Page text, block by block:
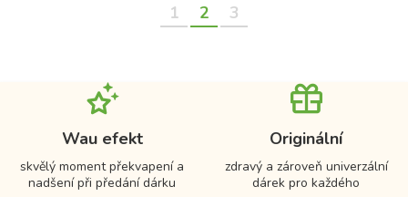
1 2 3
Wau efekt
skvělý moment překvapení a
nadšení při předání dárku
Originální
zdravý a zároveň univerzální
dárek pro každého